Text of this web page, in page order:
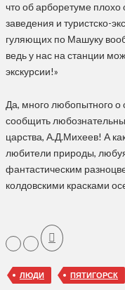
что об арборетуме
заведения и туристско-
гуляющих по Машуку
ведь у нас на станции
экскурсии!»
Да, много любопытного о
сообщить
царства, А.Д.Михеев! А
любители природы,
фантастическим
колдовскими красками
ЛЮДИ ПЯТИГОРСК